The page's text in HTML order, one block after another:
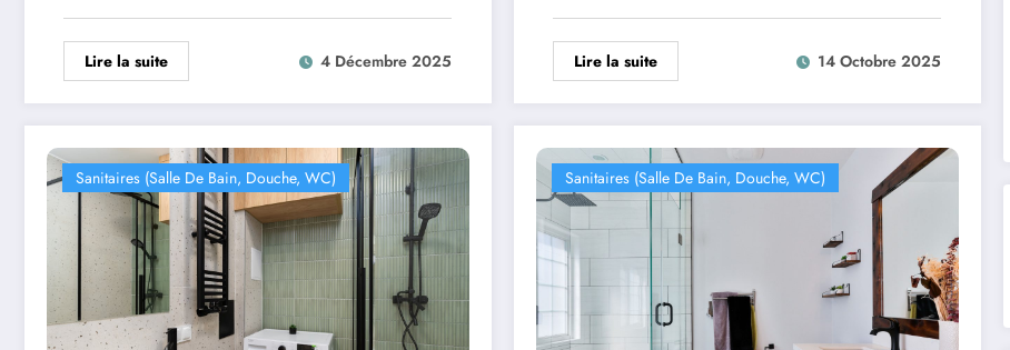
Lire la suite 4 Décembre 2025 Lire la suite 14 Octobre 2025
Sanitaires (salle De Bain, Douche, WC) Sanitaires (salle De Bain, Douche, WC)